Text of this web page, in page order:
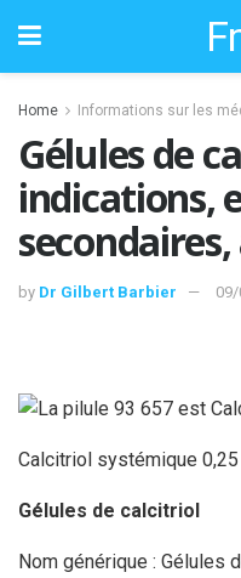
Home Informations sur les
Gélules de
indications,
by Dr Gilbert Barbier
Calcitriol systémique
Gélules de calcitriol
Nom générique : Gélules